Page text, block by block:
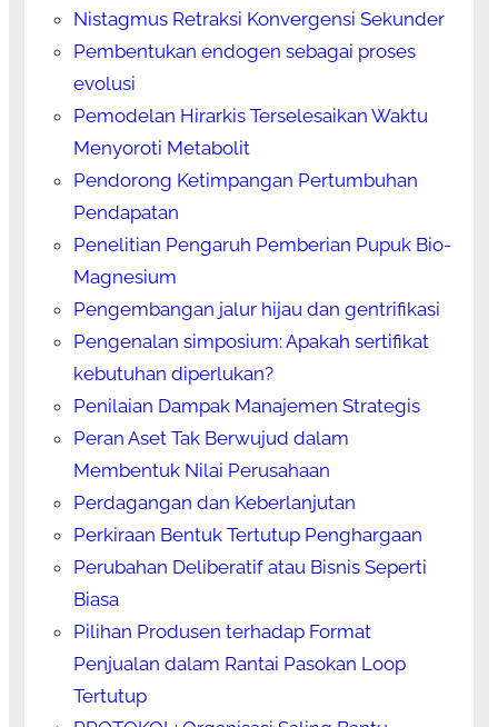
Nistagmus Retraksi Konvergensi Sekunder
Pembentukan endogen sebagai proses
evolusi
Pemodelan Hirarkis Terselesaikan Waktu
Menyoroti Metabolit
Pendorong Ketimpangan Pertumbuhan
Pendapatan
Penelitian Pengaruh Pemberian Pupuk Bio-
Magnesium
Pengembangan jalur hijau dan gentrifikasi
Pengenalan simposium: Apakah sertifikat
kebutuhan diperlukan?
Penilaian Dampak Manajemen Strategis
Peran Aset Tak Berwujud dalam
Membentuk Nilai Perusahaan
Perdagangan dan Keberlanjutan
Perkiraan Bentuk Tertutup Penghargaan
Perubahan Deliberatif atau Bisnis Seperti
Biasa
Pilihan Produsen terhadap Format
Penjualan dalam Rantai Pasokan Loop
Tertutup